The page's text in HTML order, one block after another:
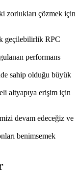
zorlukları çözmek için
geçilebilirlik RPC
performans
sahip olduğu büyük
altyapıya erişim için
devam edeceğiz ve
benimsemek